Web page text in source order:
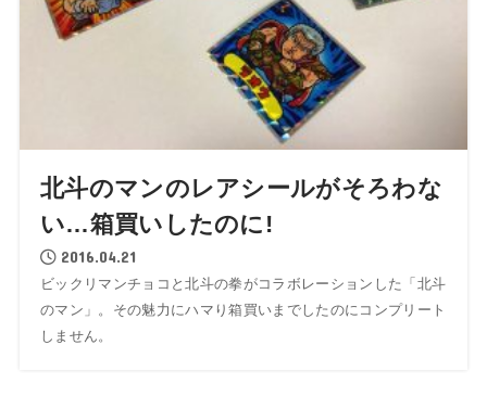
北斗のマンのレアシールがそろわな
い…箱買いしたのに!
2016.04.21
ビックリマンチョコと北斗の拳がコラボレーションした「北斗
のマン」。その魅力にハマり箱買いまでしたのにコンプリート
しません。